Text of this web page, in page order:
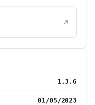
1.3.6
01/05/2023